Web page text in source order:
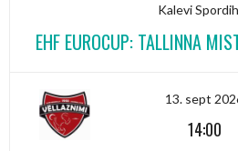
Kalevi
EHF EUROCUP: TALLINNA
13. sept
14:00